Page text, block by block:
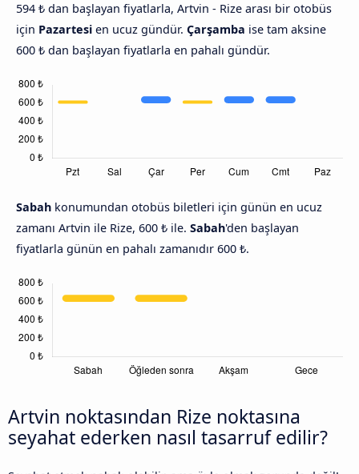
594 ₺ dan başlayan fiyatlarla, Artvin - Rize arası bir otobüs
için Pazartesi en ucuz gündür. Çarşamba ise tam aksine
600 ₺ dan başlayan fiyatlarla en pahalı gündür.
Sabah konumundan otobüs biletleri için günün en ucuz
zamanı Artvin ile Rize, 600 ₺ ile. Sabah'den başlayan
fiyatlarla günün en pahalı zamanıdır 600 ₺.
Artvin noktasından Rize noktasına
seyahat ederken nasıl tasarruf edilir?